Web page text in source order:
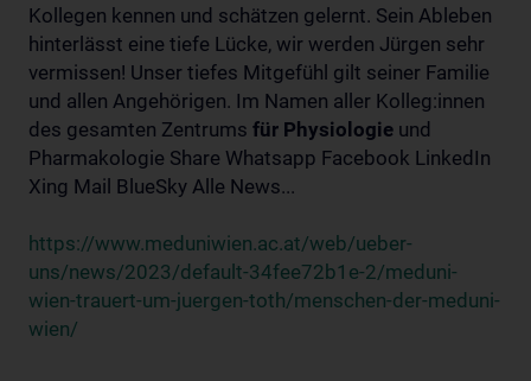
Kollegen kennen und schätzen gelernt. Sein Ableben
hinterlässt eine tiefe Lücke, wir werden Jürgen sehr
vermissen! Unser tiefes Mitgefühl gilt seiner Familie
und allen Angehörigen. Im Namen aller Kolleg:innen
des gesamten Zentrums für Physiologie und
Pharmakologie Share Whatsapp Facebook LinkedIn
Xing Mail BlueSky Alle News...
https://www.meduniwien.ac.at/web/ueber-
uns/news/2023/default-34fee72b1e-2/meduni-
wien-trauert-um-juergen-toth/menschen-der-meduni-
wien/